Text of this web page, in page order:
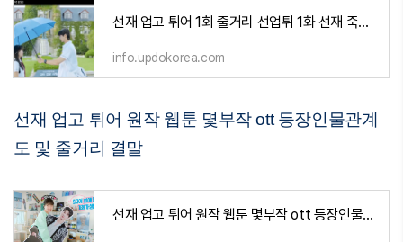
선재 업고 튀어 1회 줄거리 선업튀 1화 선재 죽음과 타임슬립 및 2회 예고
info.updokorea.com
선재 업고 튀어 원작 웹툰 몇부작 ott 등장인물관계
도 및 줄거리 결말
선재 업고 튀어 원작 웹툰 몇부작 ott 등장인물관계도 및 줄거리 결말